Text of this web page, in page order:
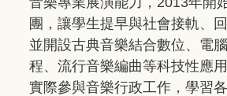
團，讓學生提早與社會接軌、
並開設古典音樂結合數位、電
程、流行音樂編曲等科技性應
實際參與音樂行政工作，學習